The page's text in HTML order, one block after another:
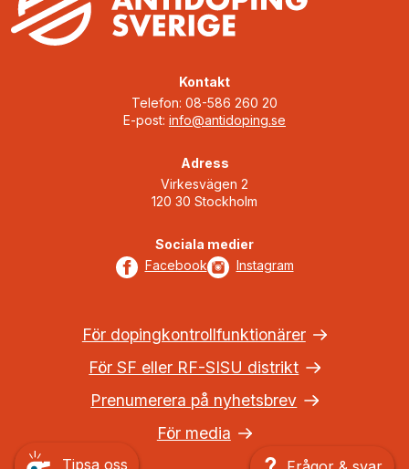
Tipsa oss
Kontakt
Telefon: 08-586 260 20
E-post: info@antidoping.se
Adress
Virkesvägen 2
120 30 Stockholm
Sociala medier
Facebook
Instagram
För dopingkontrollfunktionärer
För SF eller RF-SISU distrikt
Prenumerera på nyhetsbrev
För media